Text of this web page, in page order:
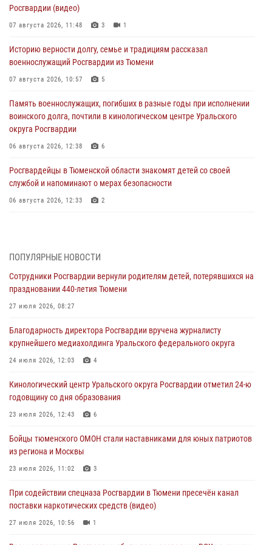
Росгвардии (видео)
07 августа 2026, 11:48 3 1
Историю верности долгу, семье и традициям рассказал
военнослужащий Росгвардии из Тюмени
07 августа 2026, 10:57 5
Память военнослужащих, погибших в разные годы при исполнении
воинского долга, почтили в кинологическом центре Уральского
округа Росгвардии
06 августа 2026, 12:38 6
Росгвардейцы в Тюменской области знакомят детей со своей
службой и напоминают о мерах безопасности
06 августа 2026, 12:33 2
06 августа 2026, 04:41 3
Росгвардейцы в Тюменской области почтили память генерала
армии Ивана Кирилловича Яковлева
05 августа 2026, 11:03
В Тюмени офицер Росгвардии в радиоэфире напомнил гражданам о
мерах безопасного владения оружием
05 августа 2026, 09:56
Военнослужащие Росгвардии сбили дрон-разведчик ВСУ на южном
направлении
05 августа 2026, 05:35
Стальной характер продемонстрировали росгвардейцы в ходе
масштабных спортивных событий на Урале
05 августа 2026, 05:22
ПОПУЛЯРНЫЕ НОВОСТИ
Сотрудники Росгвардии вернули родителям детей, потерявшихся на
праздновании 440-летия Тюмени
27 июля 2026, 08:27
Благодарность директора Росгвардии вручена журналисту
крупнейшего медиахолдинга Уральского федерального округа
24 июля 2026, 12:03 4
Кинологический центр Уральского округа Росгвардии отметил 24-ю
годовщину со дня образования
23 июля 2026, 12:43 6
Бойцы тюменского ОМОН стали наставниками для юных патриотов
из региона и Москвы
23 июля 2026, 11:02 3
При содействии спецназа Росгвардии в Тюмени пресечён канал
поставки наркотических средств (видео)
27 июля 2026, 10:56 1